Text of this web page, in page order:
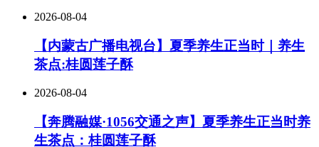
2026-08-04
【内蒙古广播电视台】夏季养生正当时｜养生
茶点:桂圆莲子酥
2026-08-04
【奔腾融媒·1056交通之声】夏季养生正当时养
生茶点：桂圆莲子酥